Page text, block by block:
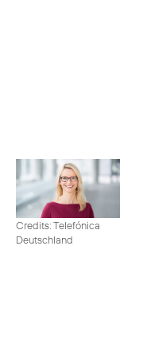
Credits: Telefónica
Deutschland